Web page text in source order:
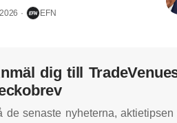
EFN
dig till
de senaste nyheterna, aktietipsen